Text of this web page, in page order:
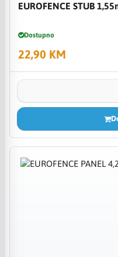
EUROFENCE STUB
Dostupno
22,90 KM